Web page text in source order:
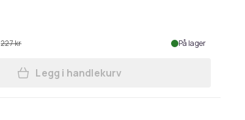
227 kr På lager
Legg The Legend Of Zelda
Legg i handlekurv